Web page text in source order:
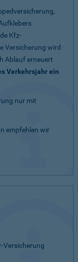
Kfz-
Versicherung wird
Ablauf erneuert
Verkehrsjahr ein
nur mit
empfehlen wir
Versicherung